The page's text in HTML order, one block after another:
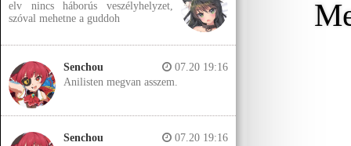
elv nincs háborús veszélyhelyzet,
szóval mehetne a guddoh
Senchou
07.20 19:16
Anilisten megvan asszem.
Senchou
07.20 19:16